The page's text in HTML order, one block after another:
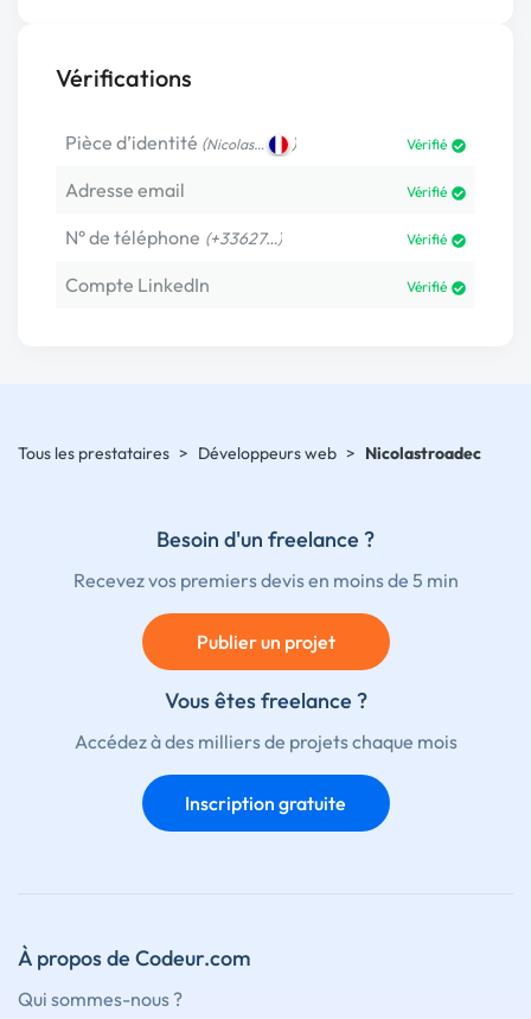
Vérifications
Pièce d’identité (Nicolas… ) Vérifié
Adresse email Vérifié
N° de téléphone (+33627…) Vérifié
Compte LinkedIn Vérifié
Tous les prestataires > Développeurs web > Nicolastroadec
Besoin d'un freelance ?
Recevez vos premiers devis en moins de 5 min
Publier un projet
Vous êtes freelance ?
Accédez à des milliers de projets chaque mois
Inscription gratuite
À propos de Codeur.com
Qui sommes-nous ?